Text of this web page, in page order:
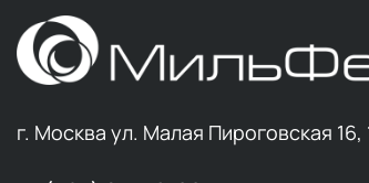
г. Москва ул. Малая Пироговская 16,